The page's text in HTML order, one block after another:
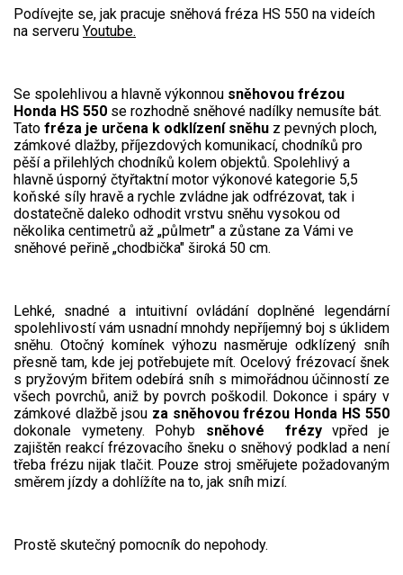
VARI
VARI multifunkční nosiče
Sněhové frézy
Vertikutátory
Kultivátory
Vysavače a foukače
Elektrocentrály
Štěpkovače a drtiče
Elektrické skútry
Elektrické tříkolky
Elektrické tříkolky pro seniory
Podívejte se, jak pracuje sněhová fréza HS 550 na videích
na serveru Youtube.
Se spolehlivou a hlavně výkonnou sněhovou frézou
Honda HS 550 se rozhodně sněhové nadílky nemusíte bát.
Tato fréza je určena k odklízení sněhu z pevných ploch,
zámkové dlažby, příjezdových komunikací, chodníků pro
pěší a přilehlých chodníků kolem objektů. Spolehlivý a
hlavně úsporný čtyřtaktní motor výkonové kategorie 5,5
koňské síly hravě a rychle zvládne jak odfrézovat, tak i
dostatečně daleko odhodit vrstvu sněhu vysokou od
několika centimetrů až „půlmetr" a zůstane za Vámi ve
sněhové peřině „chodbička" široká 50 cm.
Lehké, snadné a intuitivní ovládání doplněné legendární
spolehlivostí vám usnadní mnohdy nepříjemný boj s úklidem
sněhu. Otočný komínek výhozu nasměruje odklízený sníh
přesně tam, kde jej potřebujete mít. Ocelový frézovací šnek
s pryžovým břitem odebírá sníh s mimořádnou účinností ze
všech povrchů, aniž by povrch poškodil. Dokonce i spáry v
zámkové dlažbě jsou za sněhovou frézou Honda HS 550
dokonale vymeteny. Pohyb sněhové frézyvpřed je
zajištěn reakcí frézovacího šneku o sněhový podklad a není
třeba frézu nijak tlačit. Pouze stroj směřujete požadovaným
směrem jízdy a dohlížíte na to, jak sníh mizí.
Prostě skutečný pomocník do nepohody.